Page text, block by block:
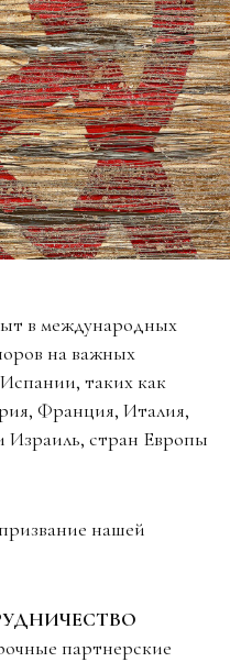
в международных
на важных
таких как
Франция, Италия,
Израиль, стран Европы
нашей
партнерские